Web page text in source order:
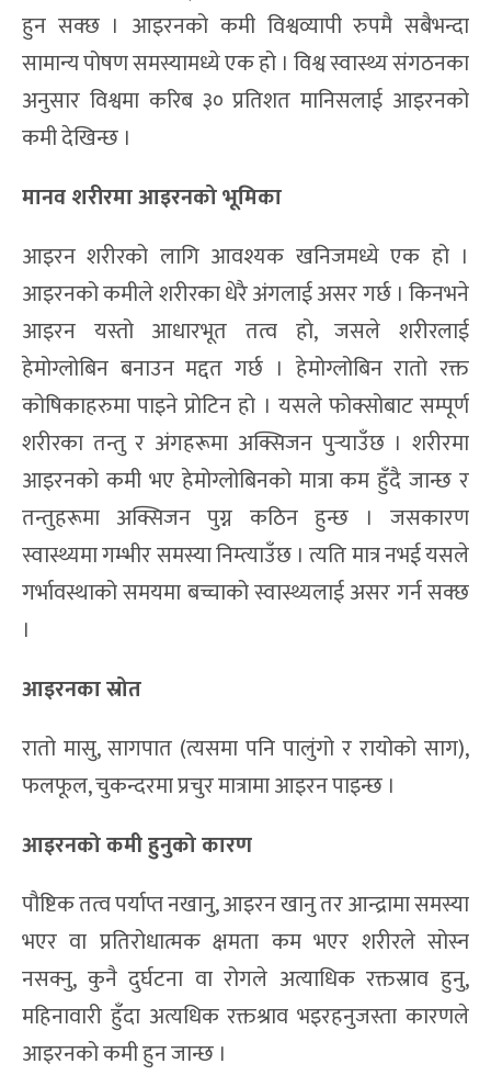
हुन सक्छ । आइरनको कमी विश्वव्यापी रुपमै सबैभन्दा
सामान्य पोषण समस्यामध्ये एक हो । विश्व स्वास्थ्य संगठनका
अनुसार विश्वमा करिब ३० प्रतिशत मानिसलाई आइरनको
कमी देखिन्छ ।
मानव शरीरमा आइरनको भूमिका
आइरन शरीरको लागि आवश्यक खनिजमध्ये एक हो ।
आइरनको कमीले शरीरका धेरै अंगलाई असर गर्छ । किनभने
आइरन यस्तो आधारभूत तत्व हो, जसले शरीरलाई
हेमोग्लोबिन बनाउन मद्दत गर्छ । हेमोग्लोबिन रातो रक्त
कोषिकाहरुमा पाइने प्रोटिन हो । यसले फोक्सोबाट सम्पूर्ण
शरीरका तन्तु र अंगहरूमा अक्सिजन पुर्‍याउँछ । शरीरमा
आइरनको कमी भए हेमोग्लोबिनको मात्रा कम हुँदै जान्छ र
तन्तुहरूमा अक्सिजन पुग्न कठिन हुन्छ । जसकारण
स्वास्थ्यमा गम्भीर समस्या निम्त्याउँछ । त्यति मात्र नभई यसले
गर्भावस्थाको समयमा बच्चाको स्वास्थ्यलाई असर गर्न सक्छ
।
आइरनका स्रोत
रातो मासु, सागपात (त्यसमा पनि पालुंगो र रायोको साग),
फलफूल, चुकन्दरमा प्रचुर मात्रामा आइरन पाइन्छ ।
आइरनको कमी हुनुको कारण
पौष्टिक तत्व पर्याप्त नखानु, आइरन खानु तर आन्द्रामा समस्या
भएर वा प्रतिरोधात्मक क्षमता कम भएर शरीरले सोस्न
नसक्नु, कुनै दुर्घटना वा रोगले अत्याधिक रक्तस्राव हुनु,
महिनावारी हुँदा अत्यधिक रक्तश्राव भइरहनुजस्ता कारणले
आइरनको कमी हुन जान्छ ।